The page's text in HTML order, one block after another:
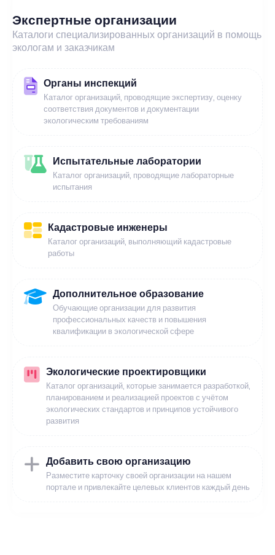
Экспертные организации
Каталоги специализированных организаций в помощь
экологам и заказчикам
Органы инспекций
Каталог организаций, проводящие экспертизу, оценку
соответствия документов и документации
экологическим требованиям
Испытательные лаборатории
Каталог организаций, проводящие лабораторные
испытания
Кадастровые инженеры
Каталог организаций, выполняющий кадастровые
работы
Дополнительное образование
Обучающие организации для развития
профессиональных качеств и повышения
квалификации в экологической сфере
Экологические проектировщики
Каталог организаций, которые занимается разработкой,
планированием и реализацией проектов с учётом
экологических стандартов и принципов устойчивого
развития
Добавить свою организацию
Разместите карточку своей организации на нашем
портале и привлекайте целевых клиентов каждый день